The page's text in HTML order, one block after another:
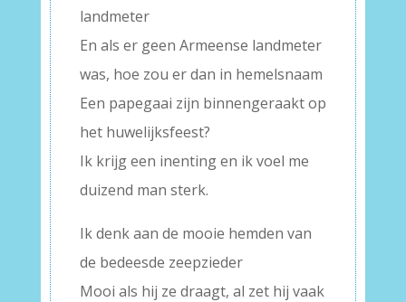
landmeter
En als er geen Armeense landmeter
was, hoe zou er dan in hemelsnaam
Een papegaai zijn binnengeraakt op
het huwelijksfeest?
Ik krijg een inenting en ik voel me
duizend man sterk.
Ik denk aan de mooie hemden van
de bedeesde zeepzieder
Mooi als hij ze draagt, al zet hij vaak